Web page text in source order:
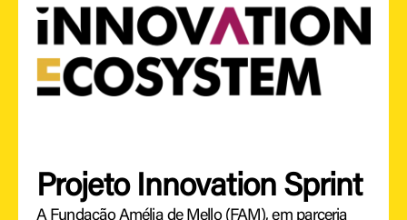
Projeto Innovation Sprint
A Fundação Amélia de Mello (FAM), em parceria